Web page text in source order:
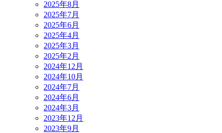
2025年8月
2025年7月
2025年6月
2025年4月
2025年3月
2025年2月
2024年12月
2024年10月
2024年7月
2024年6月
2024年3月
2023年12月
2023年9月